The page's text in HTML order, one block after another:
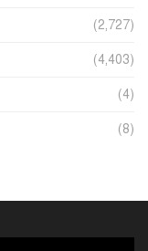
(2,727)
(4,403)
(4)
(8)